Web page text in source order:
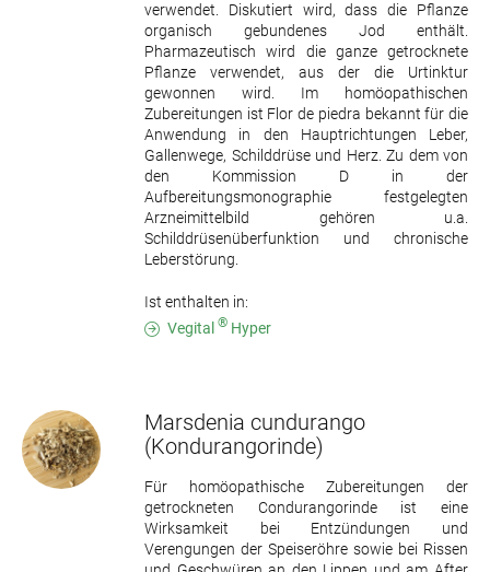
verwendet. Diskutiert wird, dass die Pflanze
organisch gebundenes Jod enthält.
Pharmazeutisch wird die ganze getrocknete
Pflanze verwendet, aus der die Urtinktur
gewonnen wird. Im homöopathischen
Zubereitungen ist Flor de piedra bekannt für die
Anwendung in den Hauptrichtungen Leber,
Gallenwege, Schilddrüse und Herz. Zu dem von
den Kommission D in der
Aufbereitungsmonographie festgelegten
Arzneimittelbild gehören u.a.
Schilddrüsenüberfunktion und chronische
Leberstörung.
Ist enthalten in:
Vegital ® Hyper
Marsdenia cundurango
(Kondurangorinde)
Für homöopathische Zubereitungen der
getrockneten Condurangorinde ist eine
Wirksamkeit bei Entzündungen und
Verengungen der Speiseröhre sowie bei Rissen